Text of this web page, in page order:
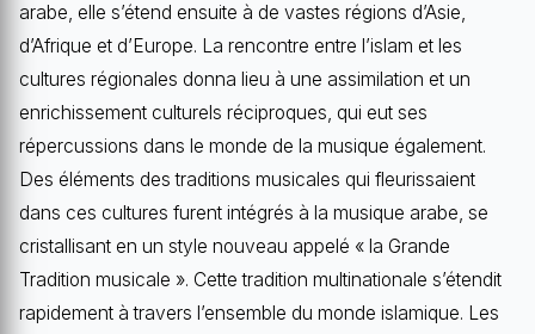
arabe, elle s’étend ensuite à de vastes régions d’Asie,
d’Afrique et d’Europe. La rencontre entre l’islam et les
cultures régionales donna lieu à une assimilation et un
enrichissement culturels réciproques, qui eut ses
répercussions dans le monde de la musique également.
Des éléments des traditions musicales qui fleurissaient
dans ces cultures furent intégrés à la musique arabe, se
cristallisant en un style nouveau appelé « la Grande
Tradition musicale ». Cette tradition multinationale s’étendit
rapidement à travers l’ensemble du monde islamique. Les